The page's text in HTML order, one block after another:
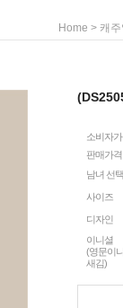
Home > 캐
소비자
판매가격
남녀 선택
사이즈
디자인
이니셜
(영문이
새김)